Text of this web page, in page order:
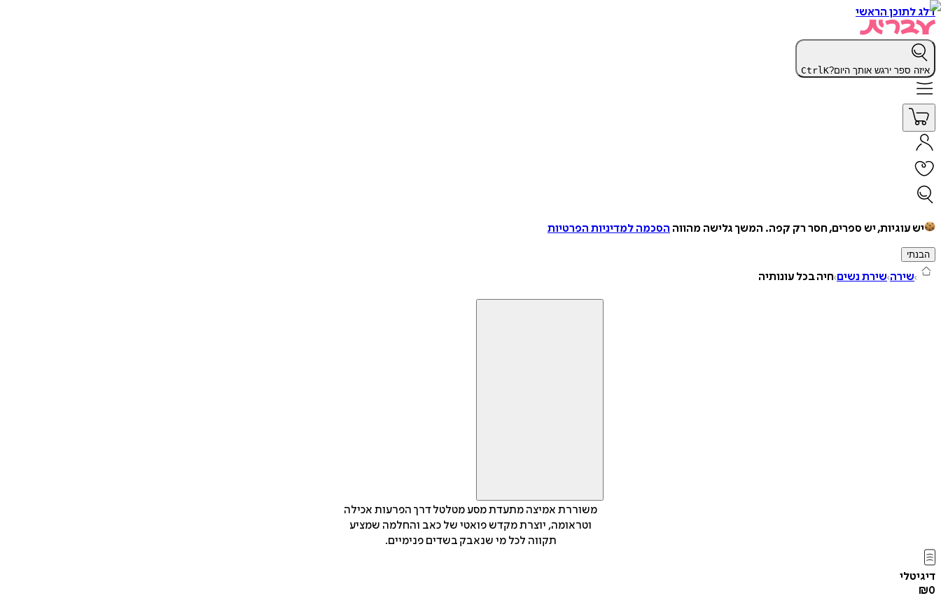
דלג לתוכן הראשי
איזה ספר ירגש אותך היום? CtrlK
יש עוגיות, יש ספרים, חסר רק קפה. המשך גלישה מהווה הסכמה למדיניות הפרטיות
הבנתי
שירה שירת נשים חיה בכל עונותיה
משוררת אמיצה מתעדת מסע מטלטל דרך הפרעות אכילה
וטראומה, יוצרת מקדש פואטי של כאב והחלמה שמציע
תקווה לכל מי שנאבק בשדים פנימיים.
דיגיטלי
₪0